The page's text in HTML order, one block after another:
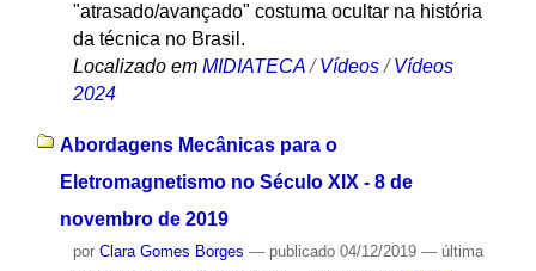
"atrasado/avançado" costuma ocultar na história
da técnica no Brasil.
Localizado em MIDIATECA /Vídeos /Vídeos
2024
Abordagens Mecânicas para o
Eletromagnetismo no Século XIX - 8 de
novembro de 2019
por Clara Gomes Borges — publicado04/12/2019 — última